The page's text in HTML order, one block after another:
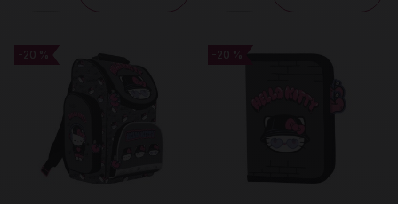
-20 %
-20 % -20 %
-20 %